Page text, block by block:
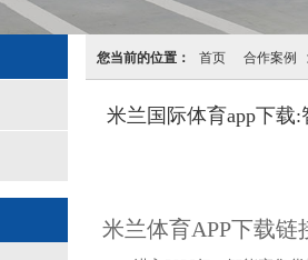
您当前的位置： 首页 合作案例
米兰国际体育app下载
米兰体育APP下载链